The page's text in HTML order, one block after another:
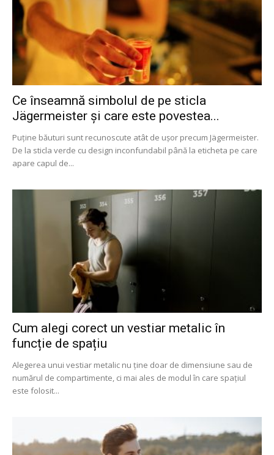
Ce înseamnă simbolul de pe sticla
Jägermeister și care este povestea...
Puține băuturi sunt recunoscute atât de ușor precum Jägermeister.
De la sticla verde cu design inconfundabil până la eticheta pe care
apare capul de...
Cum alegi corect un vestiar metalic în
funcție de spațiu
Alegerea unui vestiar metalic nu ține doar de dimensiune sau de
numărul de compartimente, ci mai ales de modul în care spațiul
este folosit...